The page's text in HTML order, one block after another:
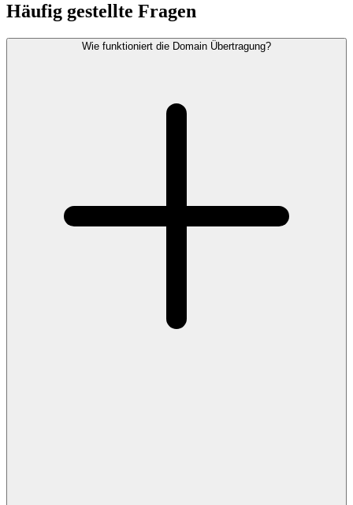
Häufig gestellte Fragen
Wie funktioniert die Domain Übertragung?